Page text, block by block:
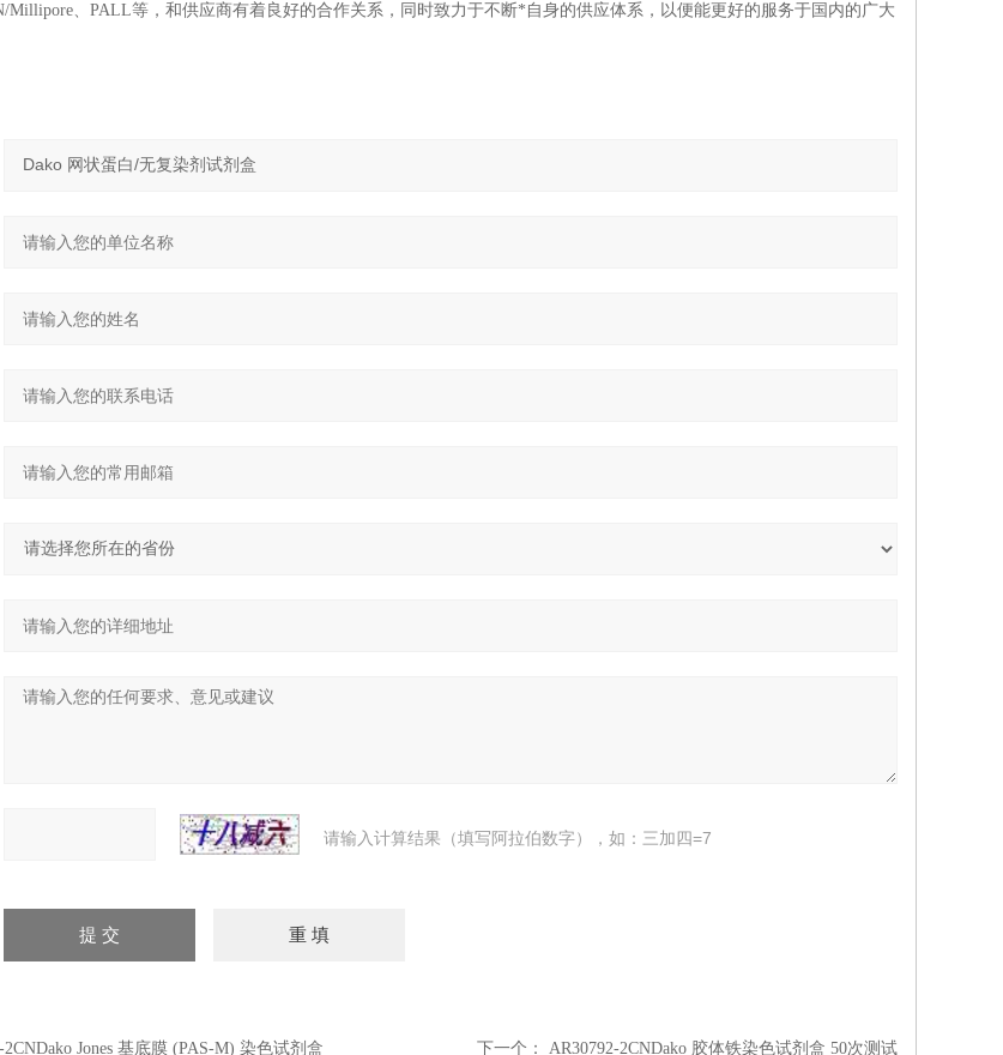
Millipore、PALL等，和供应商有着良好的合作关系，同时致力于不断*自身的供应体系，以便能更好的服务于国内的广大
请输入计算结果（填写阿拉伯数字），如：三加四=7
2CNDako Jones 基底膜 (PAS-M) 染色试剂盒 下一个： AR30792-2CNDako 胶体铁染色试剂盒 50次测试